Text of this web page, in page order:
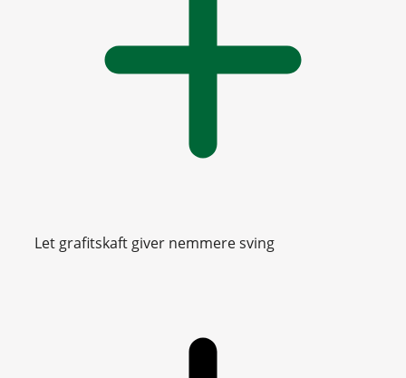
Let grafitskaft giver nemmere sving